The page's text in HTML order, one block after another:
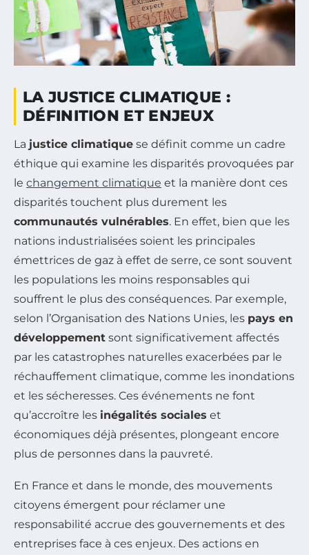
LA JUSTICE CLIMATIQUE :
DÉFINITION ET ENJEUX
La justice climatique se définit comme un cadre
éthique qui examine les disparités provoquées par
le changement climatique et la manière dont ces
disparités touchent plus durement les
communautés vulnérables. En effet, bien que les
nations industrialisées soient les principales
émettrices de gaz à effet de serre, ce sont souvent
les populations les moins responsables qui
souffrent le plus des conséquences. Par exemple,
selon l’Organisation des Nations Unies, les pays en
développement sont significativement affectés
par les catastrophes naturelles exacerbées par le
réchauffement climatique, comme les inondations
et les sécheresses. Ces événements ne font
qu’accroître les inégalités sociales et
économiques déjà présentes, plongeant encore
plus de personnes dans la pauvreté.
En France et dans le monde, des mouvements
citoyens émergent pour réclamer une
responsabilité accrue des gouvernements et des
entreprises face à ces enjeux. Des actions en